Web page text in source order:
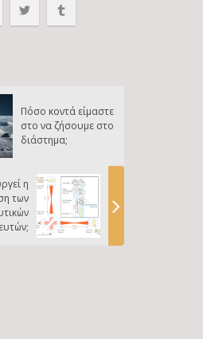
Πόσο κοντά είμαστε
στο να ζήσουμε στο
διάστημα;
η
των